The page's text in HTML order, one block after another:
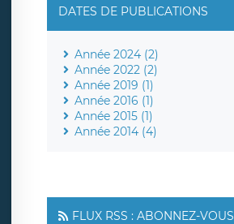
DATES DE PUBLICATIONS
Année 2024 (2)
Année 2022 (2)
Année 2019 (1)
Année 2016 (1)
Année 2015 (1)
Année 2014 (4)
FLUX RSS : ABONNEZ-VOUS